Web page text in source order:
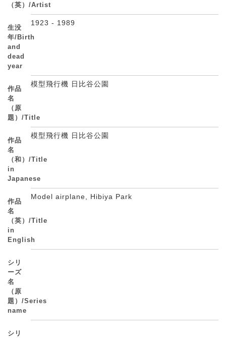
（英）/Artist
生没
年/Birth
and
dead
year
1923 - 1989
作品
名
（原
題）/Title
模型飛行機 日比谷公園
作品
名
（和）/Title
in
Japanese
模型飛行機 日比谷公園
作品
名
（英）/Title
in
English
Model airplane, Hibiya Park
シリ
ーズ
名
（原
題）/Series
name
シリ